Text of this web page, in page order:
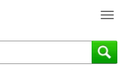
T
g
g